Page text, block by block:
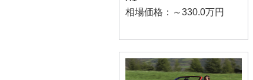
相場価格：～330.0万円